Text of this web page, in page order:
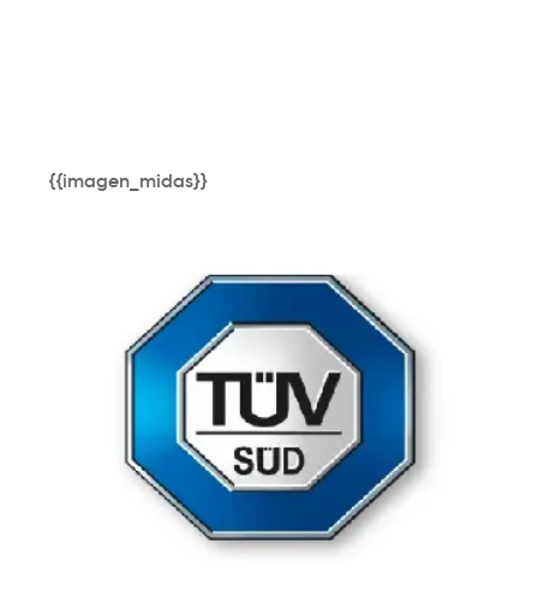
{{imagen_midas}}